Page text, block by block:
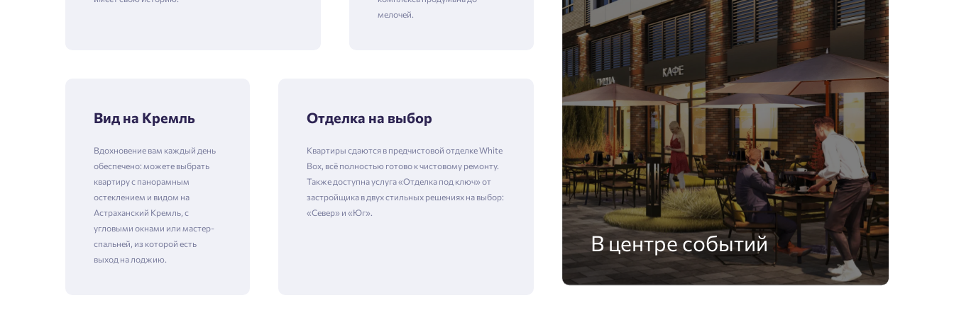
мелочей.
Вид на Кремль
Вдохновение вам каждый день
обеспечено: можете выбрать
квартиру с панорамным
остеклением и видом на
Астраханский Кремль, с
угловыми окнами или мастер-
спальней, из которой есть
выход на лоджию.
Отделка на выбор
Квартиры сдаются в предчистовой отделке White
Box, всё полностью готово к чистовому ремонту.
Также доступна услуга «Отделка под ключ» от
застройщика в двух стильных решениях на выбор:
«Север» и «Юг».
В центре событий